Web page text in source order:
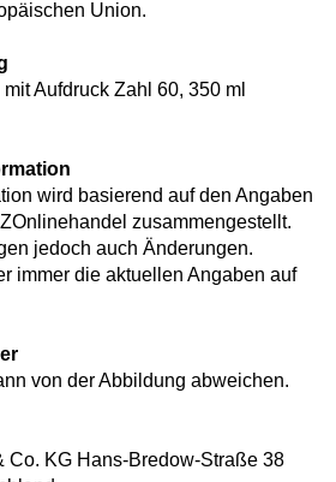
Union.
Aufdruck Zahl 60, 350 ml
wird basierend auf den Angaben
zusammengestellt.
jedoch auch Änderungen.
immer die aktuellen Angaben auf
von der Abbildung abweichen.
Co. KG Hans-Bredow-Straße 38